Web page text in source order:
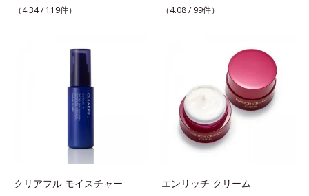
「マスク生活であごや口まわりのニ
リア機能の低下」と、肌悩み「毛穴
の目立ち」の両方にWでアプローチ
リーズです。5種の和漢植物由来成
分とコラーゲンが肌をいたわりなが
らうるおいを与え、バリア機能を維
ます。さらにビタミンC誘導体をは
じめとした5種の整肌成分(*2)から
成る「ナノVCショットカプセル」
（4.34 / 119件）
糖化。角層が糖化する前に(*)やさし
角質ケアです。古くなった角層をオ
イル成分が優しくほぐしてからふき
取り、美容保湿成分のリッチメドウ
スイートとユズセラミドがうるおい
を届けると、くもりのないクリアな
肌に。さらにうるおいをキャッチし
て蓄える水性ヴェールを肌の上に形
成することで、次に使う化粧水のな
洗顔後にまろやかな感触のミルクで
（4.08 / 99件）
クリアフル モイスチャー エンリッチ クリーム